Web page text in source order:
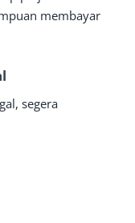
membayar
segera